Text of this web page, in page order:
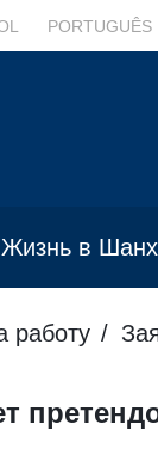
PORTUGUÊS
Жизнь в
работу